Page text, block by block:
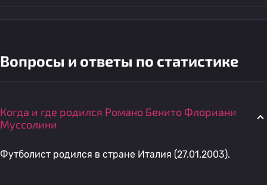
Вопросы и ответы по статистике
Когда и где родился Романо Бенито Флориани
Муссолини
Футболист родился в стране Италия (27.01.2003).